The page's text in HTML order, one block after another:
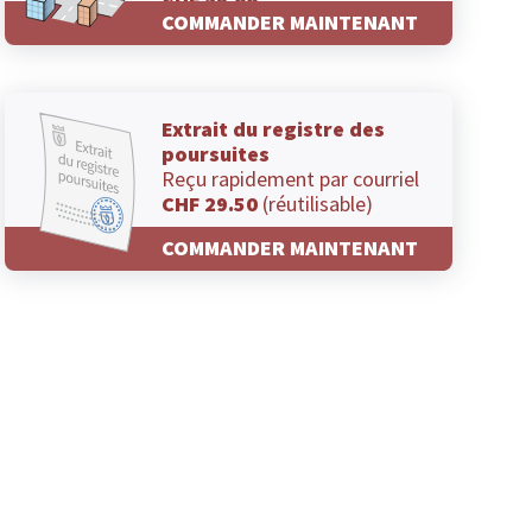
COMMANDER MAINTENANT
Extrait du registre des
poursuites
Reçu rapidement par courriel
CHF 29.50 (réutilisable)
COMMANDER MAINTENANT